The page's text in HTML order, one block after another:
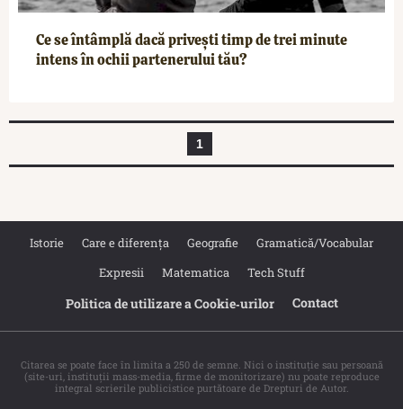
Ce se întâmplă dacă privești timp de trei minute
intens în ochii partenerului tău?
1
Istorie Care e diferența Geografie
Gramatică/Vocabular
Expresii
Matematica Tech Stuff
Politica de utilizare a Cookie‐urilor Contact
Citarea se poate face în limita a 250 de semne. Nici o instituţie sau persoană
(site-uri, instituţii mass-media, firme de monitorizare) nu poate reproduce
integral scrierile publicistice purtătoare de Drepturi de Autor.